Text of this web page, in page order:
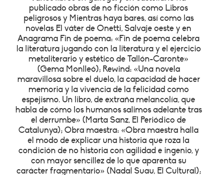
publicado obras de no ficción como Libros
peligrosos y Mientras haya bares, así como las
novelas El váter de Onetti, Salvaje oeste y en
Anagrama Fin de poema: «Fin de poema celebra
la literatura jugando con la literatura y el ejercicio
metaliterario y estético de Tallón-Caronte»
(Gema Monlleó); Rewind: «Una novela
maravillosa sobre el duelo, la capacidad de hacer
memoria y la vivencia de la felicidad como
espejismo. Un libro, de extraña melancolía, que
habla de cómo los humanos salimos adelante tras
el derrumbe» (Marta Sanz, El Periódico de
Catalunya); Obra maestra: «Obra maestra halla
el modo de explicar una historia que roza la
condición de no historia con agilidad e ingenio, y
con mayor sencillez de lo que aparenta su
carácter fragmentario» (Nadal Suau, El Cultural);